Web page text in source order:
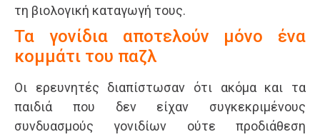
τη βιολογική καταγωγή τους.
Τα γονίδια αποτελούν μόνο ένα
κομμάτι του παζλ
Οι ερευνητές διαπίστωσαν ότι ακόμα και τα
παιδιά που δεν είχαν συγκεκριμένους
συνδυασμούς γονιδίων ούτε προδιάθεση